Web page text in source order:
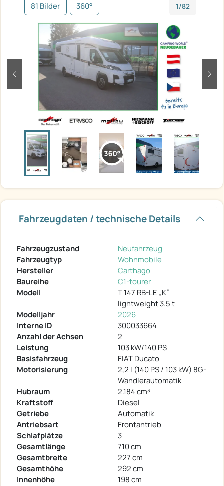
81 Bilder 360° 1/82
zurück
Fahrzeugdaten / technische Details
Fahrzeugzustand
Neufahrzeug
Fahrzeugtyp
Wohnmobile
Hersteller
Carthago
Baureihe
C1-tourer
Modell
T 147 RB-LE „K“
lightweight 3.5 t
Modelljahr
2026
Interne ID
300033664
Anzahl der Achsen
2
Leistung
103 kW/140 PS
Basisfahrzeug
FIAT Ducato
Motorisierung
2,2 I (140 PS / 103 kW) 8G-
Wandlerautomatik
Hubraum
2.184 cm³
Kraftstoff
Diesel
Getriebe
Automatik
Antriebsart
Frontantrieb
Schlafplätze
3
Gesamtlänge
710 cm
Gesamtbreite
227 cm
Gesamthöhe
292 cm
Innenhöhe
198 cm